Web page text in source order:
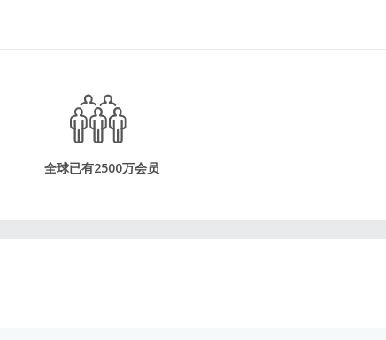
全球已有2500万会员